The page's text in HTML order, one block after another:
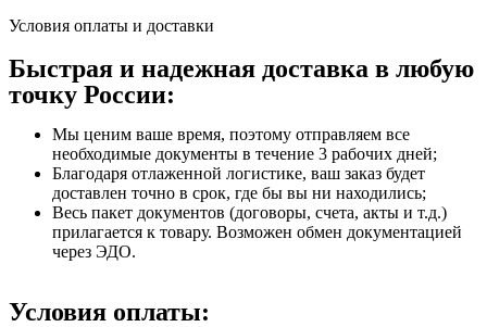
Условия оплаты и доставки
Быстрая и надежная доставка в любую
точку России:
Мы ценим ваше время, поэтому отправляем все
необходимые документы в течение 3 рабочих дней;
Благодаря отлаженной логистике, ваш заказ будет
доставлен точно в срок, где бы вы ни находились;
Весь пакет документов (договоры, счета, акты и т.д.)
прилагается к товару. Возможен обмен документацией
через ЭДО.
Условия оплаты: